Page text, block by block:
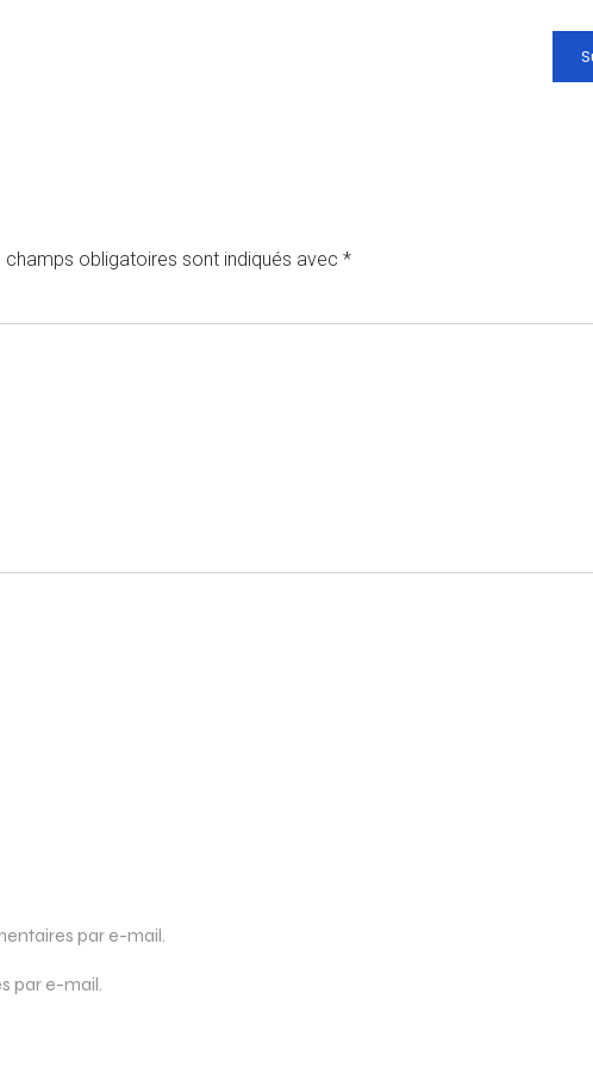
champs obligatoires sont indiqués avec *
par e-mail.
par e-mail.